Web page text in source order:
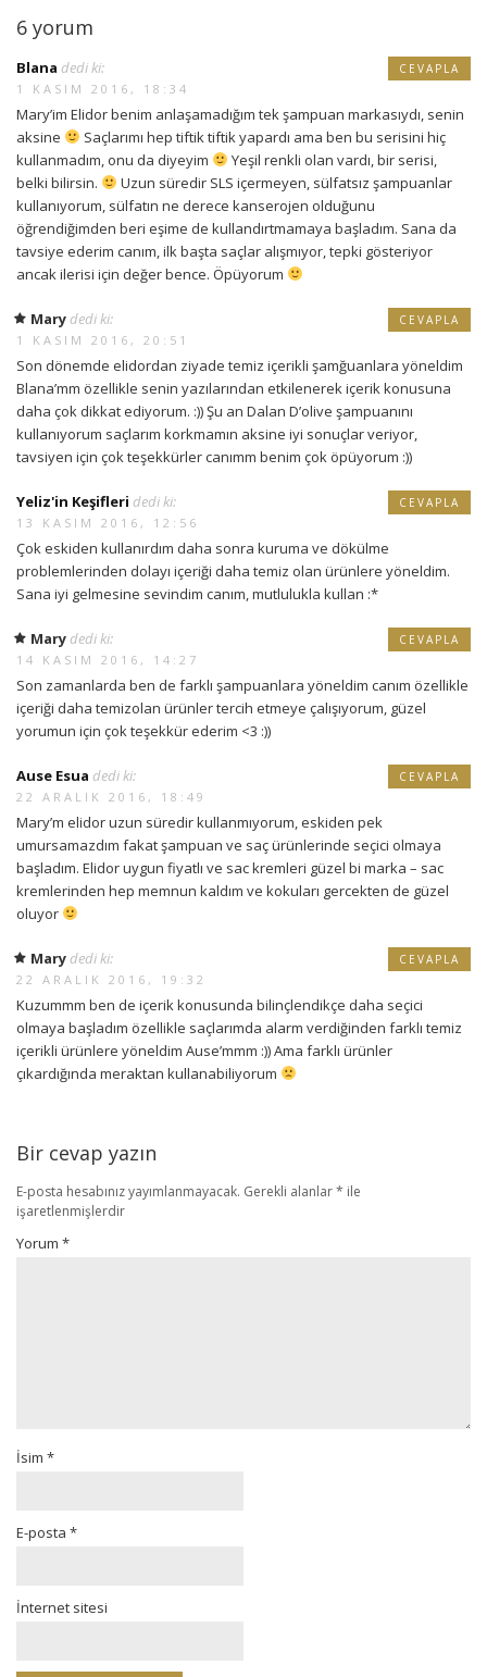
6 yorum
Blana dedi ki:
1 KASIM 2016, 18:34
Mary’im Elidor benim anlaşamadığım tek şampuan markasıydı, senin
aksine
Saçlarımı hep tiftik tiftik yapardı ama ben bu serisini hiç
kullanmadım, onu da diyeyim
Yeşil renkli olan vardı, bir serisi,
belki bilirsin.
Uzun süredir SLS içermeyen, sülfatsız şampuanlar
kullanıyorum, sülfatın ne derece kanserojen olduğunu
öğrendiğimden beri eşime de kullandırtmamaya başladım. Sana da
tavsiye ederim canım, ilk başta saçlar alışmıyor, tepki gösteriyor
ancak ilerisi için değer bence. Öpüyorum
CEVAPLA
Mary dedi ki:
1 KASIM 2016, 20:51
Son dönemde elidordan ziyade temiz içerikli şamğuanlara yöneldim
Blana’mm özellikle senin yazılarından etkilenerek içerik konusuna
daha çok dikkat ediyorum. :)) Şu an Dalan D’olive şampuanını
kullanıyorum saçlarım korkmamın aksine iyi sonuçlar veriyor,
tavsiyen için çok teşekkürler canımm benim çok öpüyorum :))
CEVAPLA
Yeliz'in Keşifleri dedi ki:
13 KASIM 2016, 12:56
Çok eskiden kullanırdım daha sonra kuruma ve dökülme
problemlerinden dolayı içeriği daha temiz olan ürünlere yöneldim.
Sana iyi gelmesine sevindim canım, mutlulukla kullan :*
CEVAPLA
Mary dedi ki:
14 KASIM 2016, 14:27
Son zamanlarda ben de farklı şampuanlara yöneldim canım özellikle
içeriği daha temizolan ürünler tercih etmeye çalışıyorum, güzel
yorumun için çok teşekkür ederim <3 :))
CEVAPLA
Ause Esua dedi ki:
22 ARALIK 2016, 18:49
Mary’m elidor uzun süredir kullanmıyorum, eskiden pek
umursamazdım fakat şampuan ve saç ürünlerinde seçici olmaya
başladım. Elidor uygun fiyatlı ve sac kremleri güzel bi marka – sac
kremlerinden hep memnun kaldım ve kokuları gercekten de güzel
oluyor
CEVAPLA
Mary dedi ki:
22 ARALIK 2016, 19:32
Kuzummm ben de içerik konusunda bilinçlendikçe daha seçici
olmaya başladım özellikle saçlarımda alarm verdiğinden farklı temiz
içerikli ürünlere yöneldim Ause’mmm :)) Ama farklı ürünler
çıkardığında meraktan kullanabiliyorum
CEVAPLA
Bir cevap yazın
E-posta hesabınız yayımlanmayacak. Gerekli alanlar* ile
işaretlenmişlerdir
Yorum *
İsim *
E-posta *
İnternet sitesi